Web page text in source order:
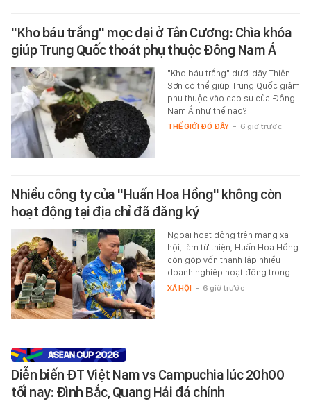
"Kho báu trắng" mọc dại ở Tân Cương: Chìa khóa
giúp Trung Quốc thoát phụ thuộc Đông Nam Á
"Kho báu trắng" dưới dãy Thiên
Sơn có thể giúp Trung Quốc giảm
phụ thuộc vào cao su của Đông
Nam Á như thế nào?
THẾ GIỚI ĐÓ ĐÂY - 6 giờ trước
Nhiều công ty của "Huấn Hoa Hồng" không còn
hoạt động tại địa chỉ đã đăng ký
Ngoài hoạt động trên mạng xã
hội, làm từ thiện, Huấn Hoa Hồng
còn góp vốn thành lập nhiều
doanh nghiệp hoạt động trong…
XÃ HỘI - 6 giờ trước
Diễn biến ĐT Việt Nam vs Campuchia lúc 20h00
tối nay: Đình Bắc, Quang Hải đá chính